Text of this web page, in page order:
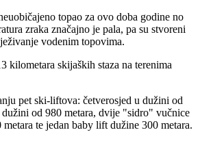
topao za ovo doba godine no
zraka značajno je pala, pa su stvoreni
vodenim topovima.
kilometara skijaških staza na terenima
pet ski-liftova: četverosjed u dužini od
dužini od 980 metara, dvije "sidro" vučnice
te jedan baby lift dužine 300 metara.